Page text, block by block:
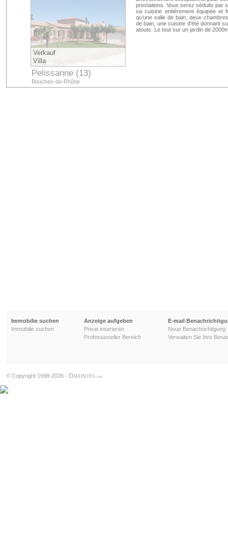
Verkauf
Villa
Pelissanne (13)
Bouches-du-Rhône
prestations. Vous serez séduits par
sa cuisine entièrement équipée et
qu'une salle de bain, deux
de bain, une cuisine d'été donnant
atouts. Le tout sur un jardin de
Immobilie suchen
Immobilie suchen
Anzeige aufgeben
Privat inserieren
Professioneller Bereich
E-mail
Neue Benachrichtigung
Verwalten Sie Ihre
© Copyright 1998-2026 - DMAISONS .COM